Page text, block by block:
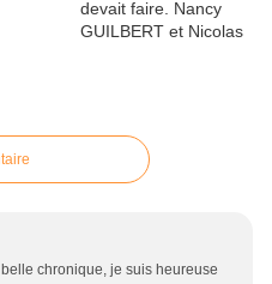
chronique, je suis heureuse